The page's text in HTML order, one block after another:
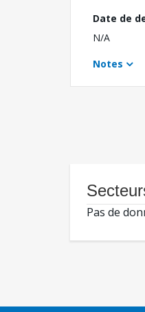
Date de
N/A
Notes
Pas de